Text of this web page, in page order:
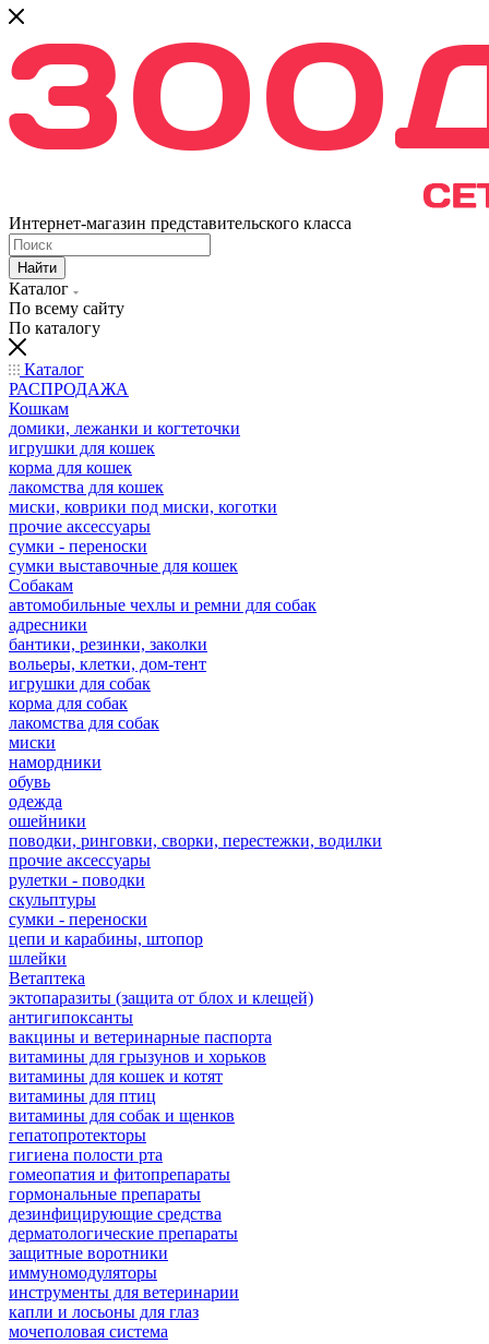
Интернет-магазин представительского класса
Найти
Каталог
По всему сайту
По каталогу
Каталог
РАСПРОДАЖА
Кошкам
домики, лежанки и когтеточки
игрушки для кошек
корма для кошек
лакомства для кошек
миски, коврики под миски, коготки
прочие аксессуары
сумки - переноски
сумки выставочные для кошек
Собакам
автомобильные чехлы и ремни для собак
адресники
бантики, резинки, заколки
вольеры, клетки, дом-тент
игрушки для собак
корма для собак
лакомства для собак
миски
намордники
обувь
одежда
ошейники
поводки, ринговки, сворки, перестежки, водилки
прочие аксессуары
рулетки - поводки
скульптуры
сумки - переноски
цепи и карабины, штопор
шлейки
Ветаптека
эктопаразиты (защита от блох и клещей)
антигипоксанты
вакцины и ветеринарные паспорта
витамины для грызунов и хорьков
витамины для кошек и котят
витамины для птиц
витамины для собак и щенков
гепатопротекторы
гигиена полости рта
гомеопатия и фитопрепараты
гормональные препараты
дезинфицирующие средства
дерматологические препараты
защитные воротники
иммуномодуляторы
инструменты для ветеринарии
капли и лосьоны для глаз
мочеполовая система